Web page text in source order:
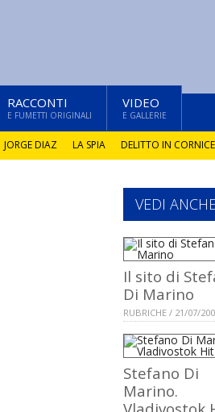
RACCONTI
E FUMETTI ORIGINALI
VIDEO
E GALLERIE
JORGE DIAZ LA SPIA DELITTO IN CORNICE
VEDI ANCHE
Il sito di
Di Marino
RUBRICHE / 21/07/
Stefano Di
Marino.